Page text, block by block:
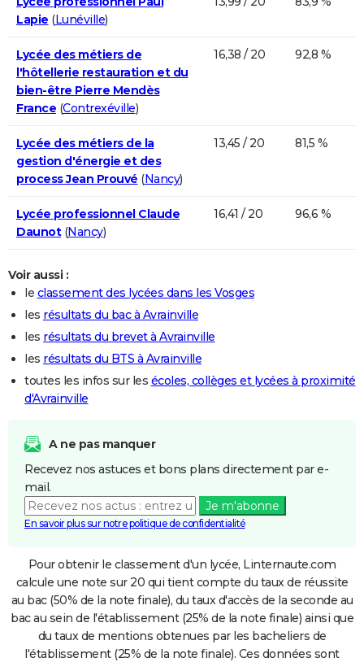
Lapie (Lunéville)
Lycée des métiers de
l'hôtellerie restauration et du
bien-être Pierre Mendès
France (Contrexéville)
16,38 / 20 92,8 %
Lycée des métiers de la
gestion d'énergie et des
process Jean Prouvé (Nancy)
13,45 / 20 81,5 %
Lycée professionnel Claude
Daunot(Nancy)
16,41 / 20 96,6 %
Voir aussi :
le classement des lycées dans les Vosges
les résultats du bac à Avrainville
les résultats du brevet à Avrainville
les résultats du BTS à Avrainville
toutes les infos sur les écoles, collèges et lycées à proximité
d'Avrainville
A ne pas manquer
Recevez nos astuces et bons plans directement par e-
mail.
Je m'abonne
En savoir plus sur notre politique de confidentialité
Pour obtenir le classement d'un lycée, Linternaute.com
calcule une note sur 20 qui tient compte du taux de réussite
au bac (50% de la note finale), du taux d'accès de la seconde au
bac au sein de l'établissement (25% de la note finale) ainsi que
du taux de mentions obtenues par les bacheliers de
l'établissement (25% de la note finale). Ces données sont